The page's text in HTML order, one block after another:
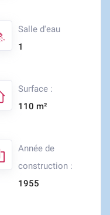
Salle d'eau
1
Surface :
110 m²
Année de
construction :
1955